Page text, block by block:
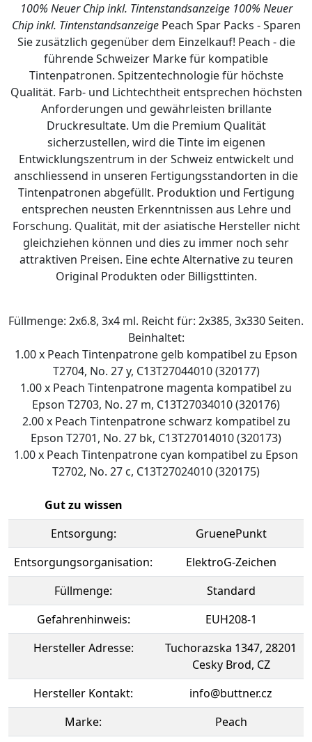
100% Neuer Chip inkl. Tintenstandsanzeige 100% Neuer
Chip inkl. TintenstandsanzeigePeach Spar Packs - Sparen
Sie zusätzlich gegenüber dem Einzelkauf! Peach - die
führende Schweizer Marke für kompatible
Tintenpatronen. Spitzentechnologie für höchste
Qualität. Farb- und Lichtechtheit entsprechen höchsten
Anforderungen und gewährleisten brillante
Druckresultate. Um die Premium Qualität
sicherzustellen, wird die Tinte im eigenen
Entwicklungszentrum in der Schweiz entwickelt und
anschliessend in unseren Fertigungsstandorten in die
Tintenpatronen abgefüllt. Produktion und Fertigung
entsprechen neusten Erkenntnissen aus Lehre und
Forschung. Qualität, mit der asiatische Hersteller nicht
gleichziehen können und dies zu immer noch sehr
attraktiven Preisen. Eine echte Alternative zu teuren
Original Produkten oder Billigsttinten.
Füllmenge: 2x6.8, 3x4 ml. Reicht für: 2x385, 3x330 Seiten.
Beinhaltet:
1.00 x Peach Tintenpatrone gelb kompatibel zu Epson
T2704, No. 27 y, C13T27044010 (320177)
1.00 x Peach Tintenpatrone magenta kompatibel zu
Epson T2703, No. 27 m, C13T27034010 (320176)
2.00 x Peach Tintenpatrone schwarz kompatibel zu
Epson T2701, No. 27 bk, C13T27014010 (320173)
1.00 x Peach Tintenpatrone cyan kompatibel zu Epson
T2702, No. 27 c, C13T27024010 (320175)
Gut zu wissen
Entsorgung:
GruenePunkt
Entsorgungsorganisation:
ElektroG-Zeichen
Füllmenge:
Standard
Gefahrenhinweis:
EUH208-1
Hersteller Adresse:
Tuchorazska 1347, 28201
Cesky Brod, CZ
Hersteller Kontakt:
info@buttner.cz
Marke:
Peach